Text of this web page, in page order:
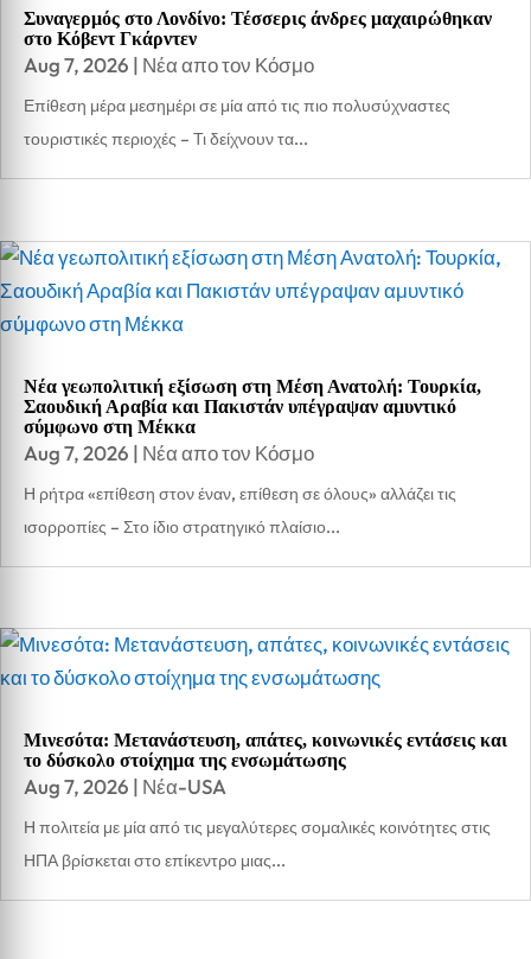
Συναγερμός στο Λονδίνο: Τέσσερις άνδρες μαχαιρώθηκαν
στο Κόβεντ Γκάρντεν
Aug 7, 2026 | Νέα απο τον Κόσμο
Επίθεση μέρα μεσημέρι σε μία από τις πιο πολυσύχναστες
τουριστικές περιοχές – Τι δείχνουν τα...
Νέα γεωπολιτική εξίσωση στη Μέση Ανατολή: Τουρκία,
Σαουδική Αραβία και Πακιστάν υπέγραψαν αμυντικό
σύμφωνο στη Μέκκα
Aug 7, 2026 | Νέα απο τον Κόσμο
Η ρήτρα «επίθεση στον έναν, επίθεση σε όλους» αλλάζει τις
ισορροπίες – Στο ίδιο στρατηγικό πλαίσιο...
Μινεσότα: Μετανάστευση, απάτες, κοινωνικές εντάσεις και
το δύσκολο στοίχημα της ενσωμάτωσης
Aug 7, 2026 | Νέα-USA
Η πολιτεία με μία από τις μεγαλύτερες σομαλικές κοινότητες στις
ΗΠΑ βρίσκεται στο επίκεντρο μιας...